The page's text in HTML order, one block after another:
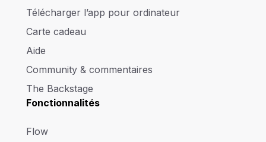
Télécharger l’app pour ordinateur
Carte cadeau
Aide
Community & commentaires
The Backstage
Fonctionnalités
Flow